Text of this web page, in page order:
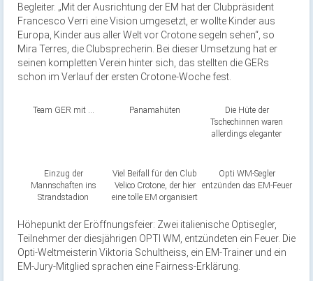
Begleiter. „Mit der Ausrichtung der EM hat der Clubpräsident
Francesco Verri eine Vision umgesetzt, er wollte Kinder aus
Europa, Kinder aus aller Welt vor Crotone segeln sehen“, so
Mira Terres, die Clubsprecherin. Bei dieser Umsetzung hat er
seinen kompletten Verein hinter sich, das stellten die GERs
schon im Verlauf der ersten Crotone-Woche fest.
Team GER mit … Panamahüten
Die Hüte der
Tschechinnen waren
allerdings eleganter
Einzug der
Mannschaften ins
Strandstadion
Viel Beifall für den Club
Velico Crotone, der hier
eine tolle EM organisiert
Opti WM-Segler
entzünden das EM-Feuer
Höhepunkt der Eröffnungsfeier: Zwei italienische Optisegler,
Teilnehmer der diesjährigen OPTI WM, entzündeten ein Feuer. Die
Opti-Weltmeisterin Viktoria Schultheiss, ein EM-Trainer und ein
EM-Jury-Mitglied sprachen eine Fairness-Erklärung.